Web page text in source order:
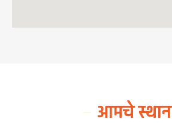
आमचे स्थान